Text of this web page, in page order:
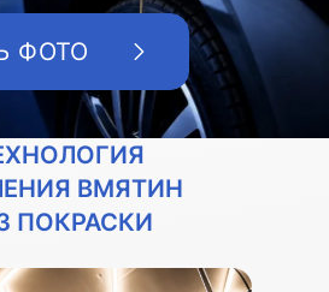
ФОТО
ВМЯТИН
ПОКРАСКИ